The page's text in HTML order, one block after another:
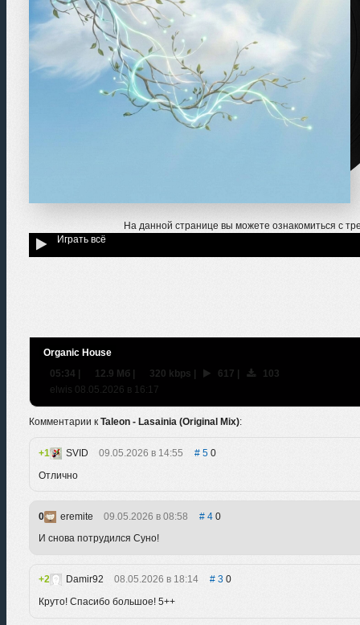
На данной странице вы можете ознакомиться с
Играть всё
Organic House
05:34 | 12.9 Мб | 320 kbps | 617 |
103
elwis 08.05.2026 в 16:17
Комментарии к Taleon - Lasainia (Original Mix):
1 SVID 09.05.2026 в 14:55 50
Отлично
0 eremite 09.05.2026 в 08:58 40
И снова потрудился Суно!
2 Damir92 08.05.2026 в 18:14 3 0
Круто! Спасибо большое! 5++